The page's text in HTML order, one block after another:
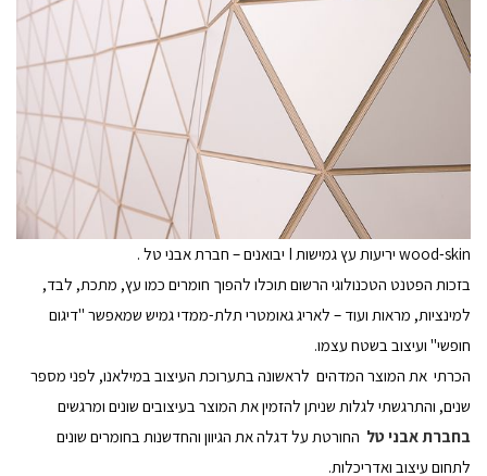
wood-skin יריעות עץ גמישות I יבואנים – חברת אבני טל .
בזכות הפטנט הטכנולוגי הרשום תוכלו להפוך חומרים כמו עץ, מתכת, לבד,
למינציות, מראות ועוד – לאריג גאומטרי תלת-ממדי גמיש שמאפשר "דיגום
חופשי" ועיצוב בשטח עצמו.
הכרתי את המוצר המדהים לראשונה בתערוכת העיצוב במילאנו, לפני מספר
שנים, והתרגשתי לגלות שניתן להזמין את המוצר בעיצובים שונים ומרגשים
בחברת אבני טל החורטת על דגלה את הגיוון והחדשנות בחומרים שונים
לתחום עיצוב ואדריכלות.